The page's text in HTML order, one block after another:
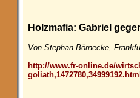
Holzmafia: Gabriel
Von Stephan Börnecke,
http://www.fr-online.de/